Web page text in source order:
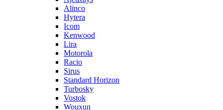
Alinco
Hytera
Icom
Kenwood
Lira
Motorola
Racio
Sirus
Standard Horizon
Turbosky
Vostok
Wouxun